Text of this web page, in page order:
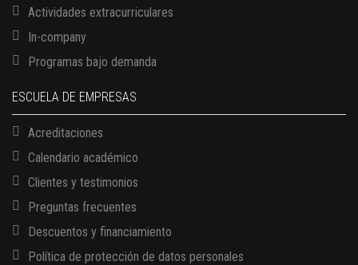
Actividades extracurriculares
In-company
Programas bajo demanda
ESCUELA DE EMPRESAS
Acreditaciones
Calendario académico
Clientes y testimonios
Preguntas frecuentes
Descuentos y financiamiento
Política de protección de datos personales